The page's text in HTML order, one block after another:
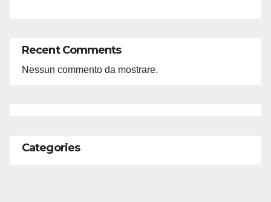
Recent Comments
Nessun commento da mostrare.
Categories